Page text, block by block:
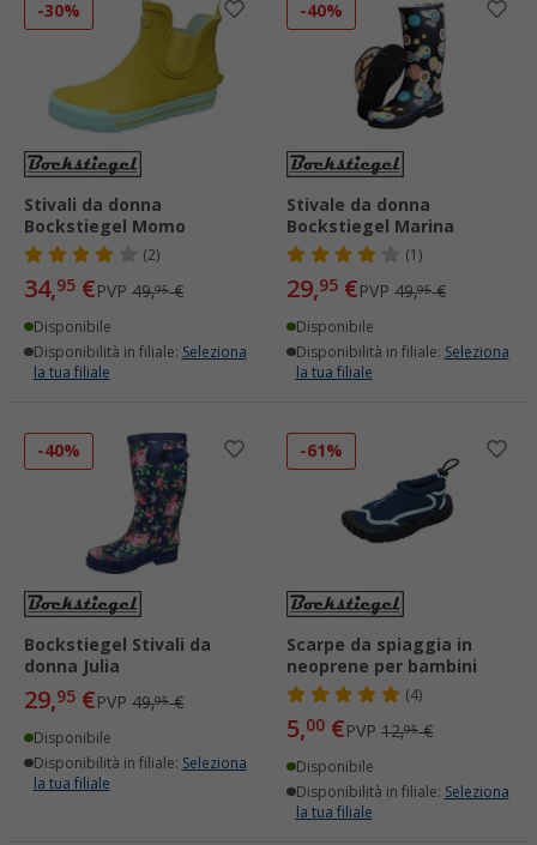
-30%
Stivali da donna
Bockstiegel Momo
(2)
34,95 €PVP 49,95€
Disponibile
Disponibilità in filiale: Seleziona
la tua filiale
-40%
Stivale da donna
Bockstiegel Marina
(1)
29,95 €PVP 49,95€
Disponibile
Disponibilità in filiale: Seleziona
la tua filiale
-40%
Bockstiegel Stivali da
donna Julia
29,95 €PVP 49,95€
Disponibile
Disponibilità in filiale: Seleziona
la tua filiale
-61%
Scarpe da spiaggia in
neoprene per bambini
(4)
5,00 €PVP 12,95€
Disponibile
Disponibilità in filiale: Seleziona
la tua filiale